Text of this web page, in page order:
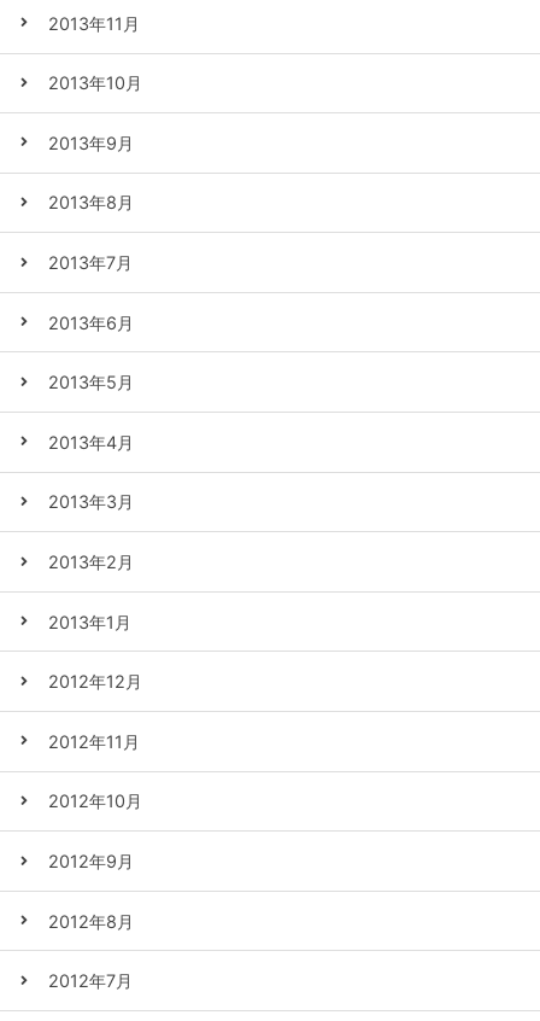
2013年11月
2013年10月
2013年9月
2013年8月
2013年7月
2013年6月
2013年5月
2013年4月
2013年3月
2013年2月
2013年1月
2012年12月
2012年11月
2012年10月
2012年9月
2012年8月
2012年7月